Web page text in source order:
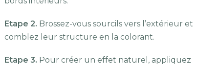
Etape 2. Brossez-vous sourcils vers l’extérieur et
comblez leur structure en la colorant.
Etape 3. Pour créer un effet naturel, appliquez